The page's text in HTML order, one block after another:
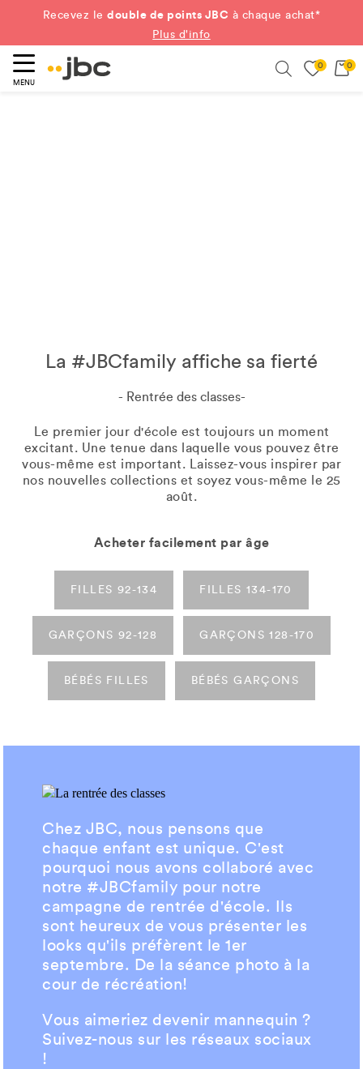
Recevez ledouble de points JBC à chaque achat*
Plus d'info
MENU
0 0
La #JBCfamily affiche sa fierté
- Rentrée des classes-
Le premier jour d'école est toujours un moment
excitant. Une tenue dans laquelle vous pouvez être
vous-même est important. Laissez-vous inspirer par
nos nouvelles collections et soyez vous-même le 25
août.
Acheter facilement par âge
FILLES 92-134 FILLES 134-170
GARÇONS 92-128 GARÇONS 128-170
BÉBÉS FILLES BÉBÉS GARÇONS
Chez JBC, nous pensons que
chaque enfant est unique. C'est
pourquoi nous avons collaboré avec
notre #JBCfamily pour notre
campagne de rentrée d'école. Ils
sont heureux de vous présenter les
looks qu'ils préfèrent le 1er
septembre. De la séance photo à la
cour de récréation!
Vous aimeriez devenir mannequin ?
Suivez-nous sur les réseaux sociaux
!